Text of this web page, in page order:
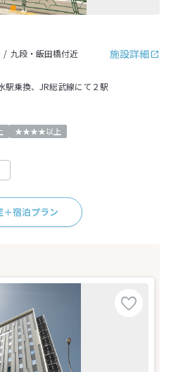
施設詳細
九段・飯田橋付近
駅乗換、JR総武線にて２駅
★★★★以上
＋宿泊プラン